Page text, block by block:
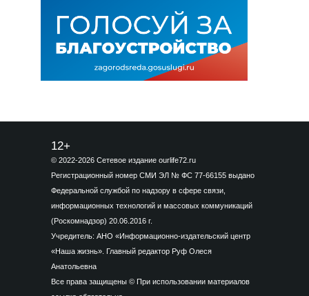
12+
© 2022-2026 Сетевое издание ourlife72.ru
Регистрационный номер СМИ ЭЛ № ФС 77-66155 выдано
Федеральной службой по надзору в сфере связи,
информационных технологий и массовых коммуникаций
(Роскомнадзор) 20.06.2016 г.
Учредитель: АНО «Информационно-издательский центр
«Наша жизнь». Главный редактор Руф Олеся
Анатольевна
Все права защищены © При использовании материалов